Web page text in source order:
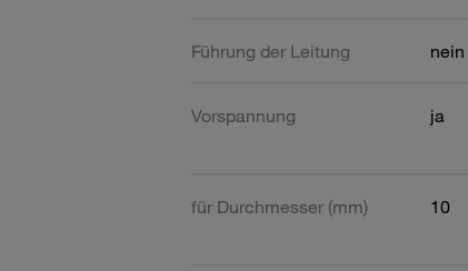
Führung der Leitung nein
Vorspannung ja
für Durchmesser (mm) 10